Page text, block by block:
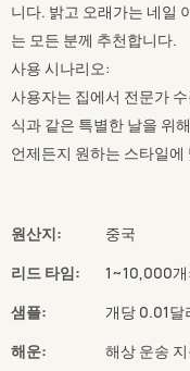
니다. 밝고 오래가는 네일
는 모든 분께 추천합니다.
사용 시나리오:
사용자는 집에서 전문가
식과 같은 특별한 날을 위
언제든지 원하는 스타일
원산지:
중국
리드 타임:
1~10,000
샘플:
개당 0.01달
해운:
해상 운송 지